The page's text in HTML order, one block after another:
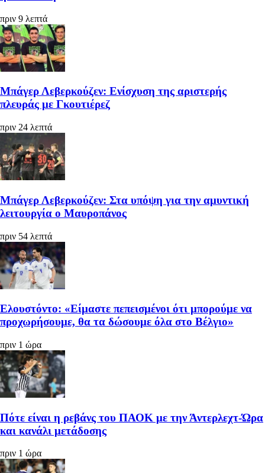
πριν 9 λεπτά
Μπάγερ Λεβερκούζεν: Ενίσχυση της αριστερής
πλευράς με Γκουτιέρεζ
πριν 24 λεπτά
Μπάγερ Λεβερκούζεν: Στα υπόψη για την αμυντική
λειτουργία ο Μαυροπάνος
πριν 54 λεπτά
Ελουστόντο: «Είμαστε πεπεισμένοι ότι μπορούμε να
προχωρήσουμε, θα τα δώσουμε όλα στο Βέλγιο»
πριν 1 ώρα
Πότε είναι η ρεβάνς του ΠΑΟΚ με την Άντερλεχτ-Ώρα
και κανάλι μετάδοσης
πριν 1 ώρα